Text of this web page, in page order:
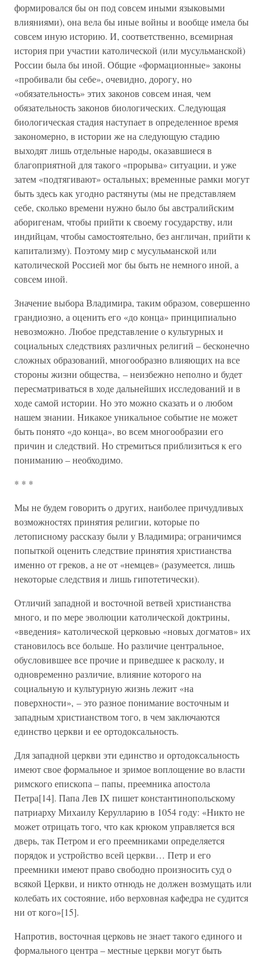
формировался бы он под совсем иными языковыми
влияниями), она вела бы иные войны и вообще имела бы
совсем иную историю. И, соответственно, всемирная
история при участии католической (или мусульманской)
России была бы иной. Общие «формационные» законы
«пробивали бы себе», очевидно, дорогу, но
«обязательность» этих законов совсем иная, чем
обязательность законов биологических. Следующая
биологическая стадия наступает в определенное время
закономерно, в истории же на следующую стадию
выходят лишь отдельные народы, оказавшиеся в
благоприятной для такого «прорыва» ситуации, и уже
затем «подтягивают» остальных; временные рамки могут
быть здесь как угодно растянуты (мы не представляем
себе, сколько времени нужно было бы австралийским
аборигенам, чтобы прийти к своему государству, или
индийцам, чтобы самостоятельно, без англичан, прийти к
капитализму). Поэтому мир с мусульманской или
католической Россией мог бы быть не немного иной, а
совсем иной.
Значение выбора Владимира, таким образом, совершенно
грандиозно, а оценить его «до конца» принципиально
невозможно. Любое представление о культурных и
социальных следствиях различных религий – бесконечно
сложных образований, многообразно влияющих на все
стороны жизни общества, – неизбежно неполно и будет
пересматриваться в ходе дальнейших исследований и в
ходе самой истории. Но это можно сказать и о любом
нашем знании. Никакое уникальное событие не может
быть понято «до конца», во всем многообразии его
причин и следствий. Но стремиться приблизиться к его
пониманию – необходимо.
* * *
Мы не будем говорить о других, наиболее причудливых
возможностях принятия религии, которые по
летописному рассказу были у Владимира; ограничимся
попыткой оценить следствие принятия христианства
именно от греков, а не от «немцев» (разумеется, лишь
некоторые следствия и лишь гипотетически).
Отличий западной и восточной ветвей христианства
много, и по мере эволюции католической доктрины,
«введения» католической церковью «новых догматов» их
становилось все больше. Но различие центральное,
обусловившее все прочие и приведшее к расколу, и
одновременно различие, влияние которого на
социальную и культурную жизнь лежит «на
поверхности», – это разное понимание восточным и
западным христианством того, в чем заключаются
единство церкви и ее ортодоксальность.
Для западной церкви эти единство и ортодоксальность
имеют свое формальное и зримое воплощение во власти
римского епископа – папы, преемника апостола
Петра[14]. Папа Лев IX пишет константинопольскому
патриарху Михаилу Керулларию в 1054 году: «Никто не
может отрицать того, что как крюком управляется вся
дверь, так Петром и его преемниками определяется
порядок и устройство всей церкви… Петр и его
преемники имеют право свободно произносить суд о
всякой Церкви, и никто отнюдь не должен возмущать или
колебать их состояние, ибо верховная кафедра не судится
ни от кого»[15].
Напротив, восточная церковь не знает такого единого и
формального центра – местные церкви могут быть